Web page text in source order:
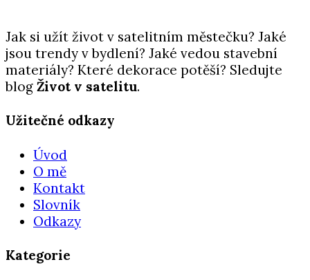
Jak si užít život v satelitním městečku? Jaké
jsou trendy v bydlení? Jaké vedou stavební
materiály? Které dekorace potěší? Sledujte
blog Život v satelitu.
Užitečné odkazy
Úvod
O mě
Kontakt
Slovník
Odkazy
Kategorie